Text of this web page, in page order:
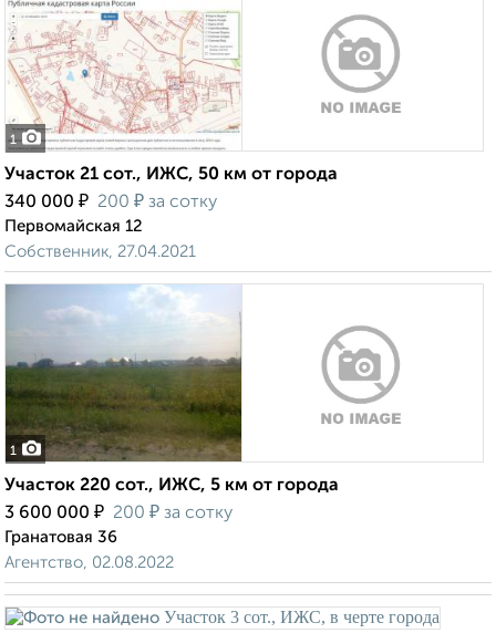
1
Участок 21 сот., ИЖС, 50 км от города
340 000 ₽ 200 ₽ за сотку
Первомайская 12
Собственник, 27.04.2021
1
Участок 220 сот., ИЖС, 5 км от города
3 600 000 ₽ 200 ₽ за сотку
Гранатовая 36
Агентство, 02.08.2022